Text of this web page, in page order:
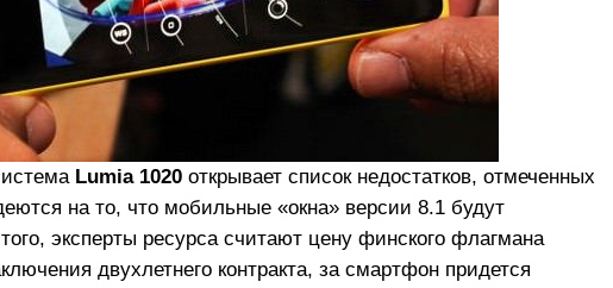
Lumia 1020 открывает список недостатков, отмеченных
на то, что мобильные «окна» версии 8.1 будут
эксперты ресурса считают цену финского флагмана
двухлетнего контракта, за смартфон придется